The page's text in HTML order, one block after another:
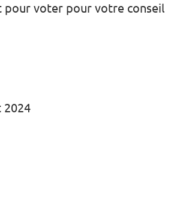
pour voter pour votre conseil
2024